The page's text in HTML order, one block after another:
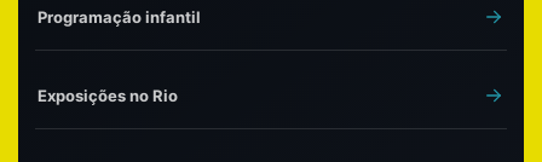
Programação infantil
Exposições no Rio